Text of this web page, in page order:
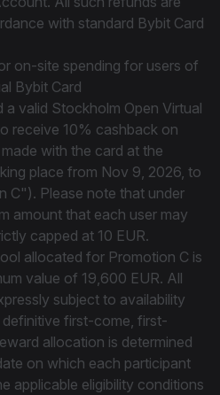
with standard Bybit Card
on-site spending for users of
Bybit Card
valid Stockholm Open Virtual
receive 10% cashback on
with the card at the
place from Nov 9, 2026, to
C"). Please note that under
amount that each user may
capped at 10 EUR.
allocated for Promotion C is
value of 19,600 EUR. All
subject to availability
first-come, first-
allocation is determined
on which each participant
applicable eligibility conditions